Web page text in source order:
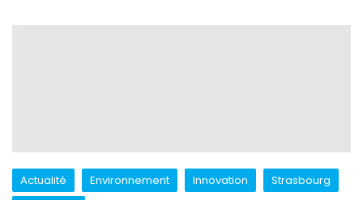
Actualité Environnement Innovation Strasbourg